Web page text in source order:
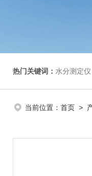
热门关键词： 水分测定
当前位置： 首页 >